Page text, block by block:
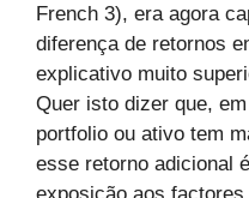
French 3), era agora
diferença de retornos
explicativo muito
Quer isto dizer que,
portfolio ou ativo tem
esse retorno adicional
exposição aos